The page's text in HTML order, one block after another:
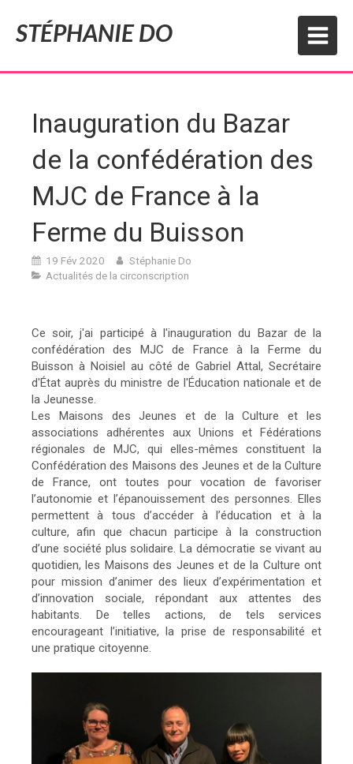
STÉPHANIE DO
Inauguration du Bazar
de la confédération des
MJC de France à la
Ferme du Buisson
19 Fév 2020
Stéphanie Do
Actualités de la circonscription
Ce soir, j'ai participé à l'inauguration du Bazar de la
confédération des MJC de France à la Ferme du
Buisson à Noisiel au côté de Gabriel Attal, Secrétaire
d'État auprès du ministre de l'Éducation nationale et de
la Jeunesse.
Les Maisons des Jeunes et de la Culture et les
associations adhérentes aux Unions et Fédérations
régionales de MJC, qui elles-mêmes constituent la
Confédération des Maisons des Jeunes et de la Culture
de France, ont toutes pour vocation de favoriser
l’autonomie et l’épanouissement des personnes. Elles
permettent à tous d’accéder à l’éducation et à la
culture, afin que chacun participe à la construction
d’une société plus solidaire. La démocratie se vivant au
quotidien, les Maisons des Jeunes et de la Culture ont
pour mission d’animer des lieux d’expérimentation et
d’innovation sociale, répondant aux attentes des
habitants. De telles actions, de tels services
encourageant l’initiative, la prise de responsabilité et
une pratique citoyenne.